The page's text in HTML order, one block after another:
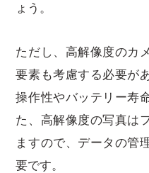
ょう。
ただし、高解像度のカ
要素も考慮する必要が
操作性やバッテリー寿
た、高解像度の写真は
ますので、データの管
要です。